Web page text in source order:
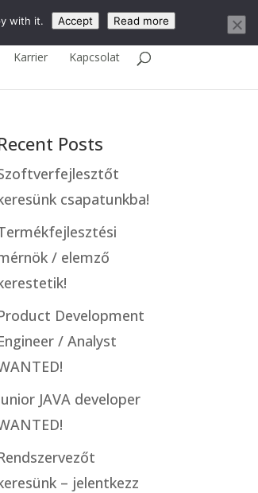
English
Karrier Kapcsolat
Posts
csapatunkba!
/ elemző
Development
/ Analyst
JAVA developer
– jelentkezz
with it. Accept Read more